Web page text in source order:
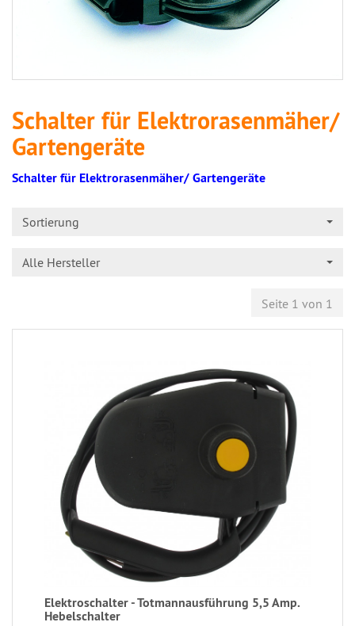
Schalter für Elektrorasenmäher/
Gartengeräte
Schalter für Elektrorasenmäher/ Gartengeräte
Sortierung
Alle Hersteller
Seite 1 von 1
Elektroschalter - Totmannausführung 5,5 Amp.
Hebelschalter